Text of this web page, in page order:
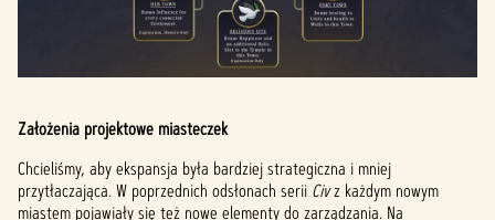
Założenia projektowe miasteczek
Chcieliśmy, aby ekspansja była bardziej strategiczna i mniej
przytłaczająca. W poprzednich odsłonach serii Civz każdym nowym
miastem pojawiały się też nowe elementy do zarządzania. Na